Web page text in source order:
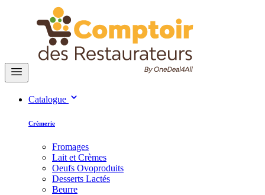
Catalogue
Crèmerie
Fromages
Lait et Crèmes
Oeufs Ovoproduits
Desserts Lactés
Beurre